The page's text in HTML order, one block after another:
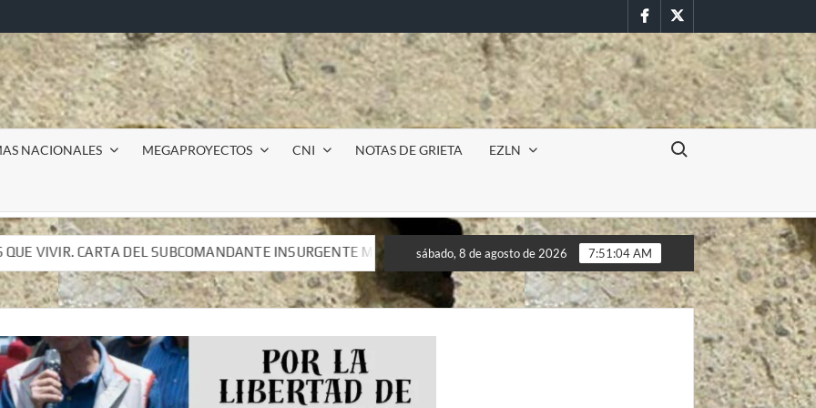
FacebookTwitter
NACIONALES MEGAPROYECTOS CNI NOTAS DE GRIETA EZLN
Buscar:
INSURGENTE MOISÉS A LUIS DE TAVIRA
Incursión militar en la UAEM (Morelos) durante paro estudiantil
INSURGENTE MOISÉS A LUIS DE TAVIRA
Incursión militar en la UAEM (Morelos) durante paro estudiantil
sábado, 8 de agosto de 2026 7:51:06 AM